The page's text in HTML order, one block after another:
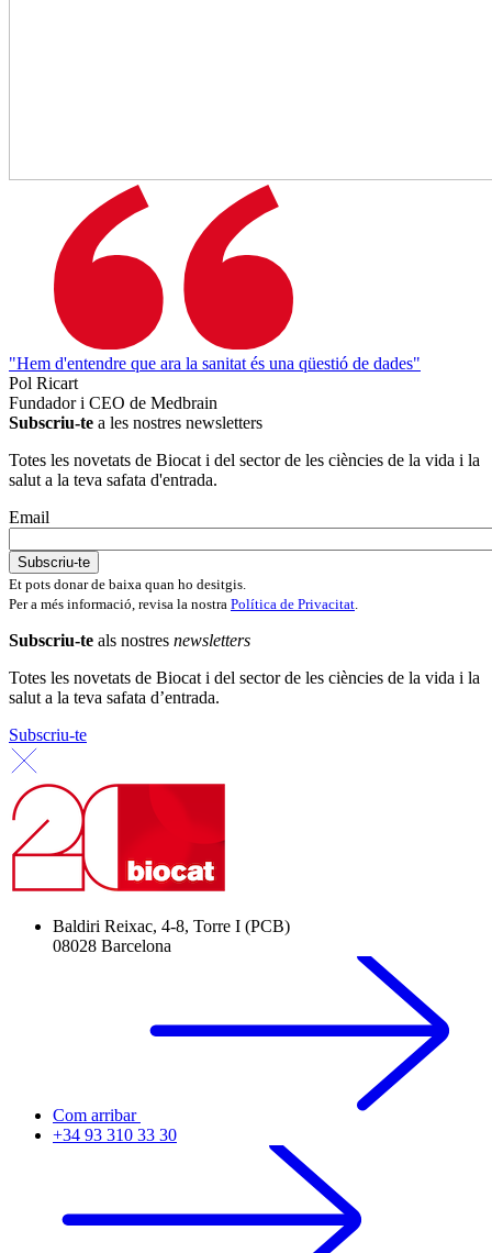
"Hem d'entendre que ara la sanitat és una qüestió de dades"
Pol Ricart
Fundador i CEO de Medbrain
Subscriu-te a les nostres newsletters
Totes les novetats de Biocat i del sector de les ciències de la vida i la
salut a la teva safata d'entrada.
Email
Et pots donar de baixa quan ho desitgis.
Per a més informació, revisa la nostra Política de Privacitat
Subscriu-te als nostres newsletters
Totes les novetats de Biocat i del sector de les ciències de la vida i la
salut a la teva safata d’entrada.
Subscriu-te
Baldiri Reixac, 4-8, Torre I (PCB)
08028 Barcelona
Com arribar
+34 93 310 33 30